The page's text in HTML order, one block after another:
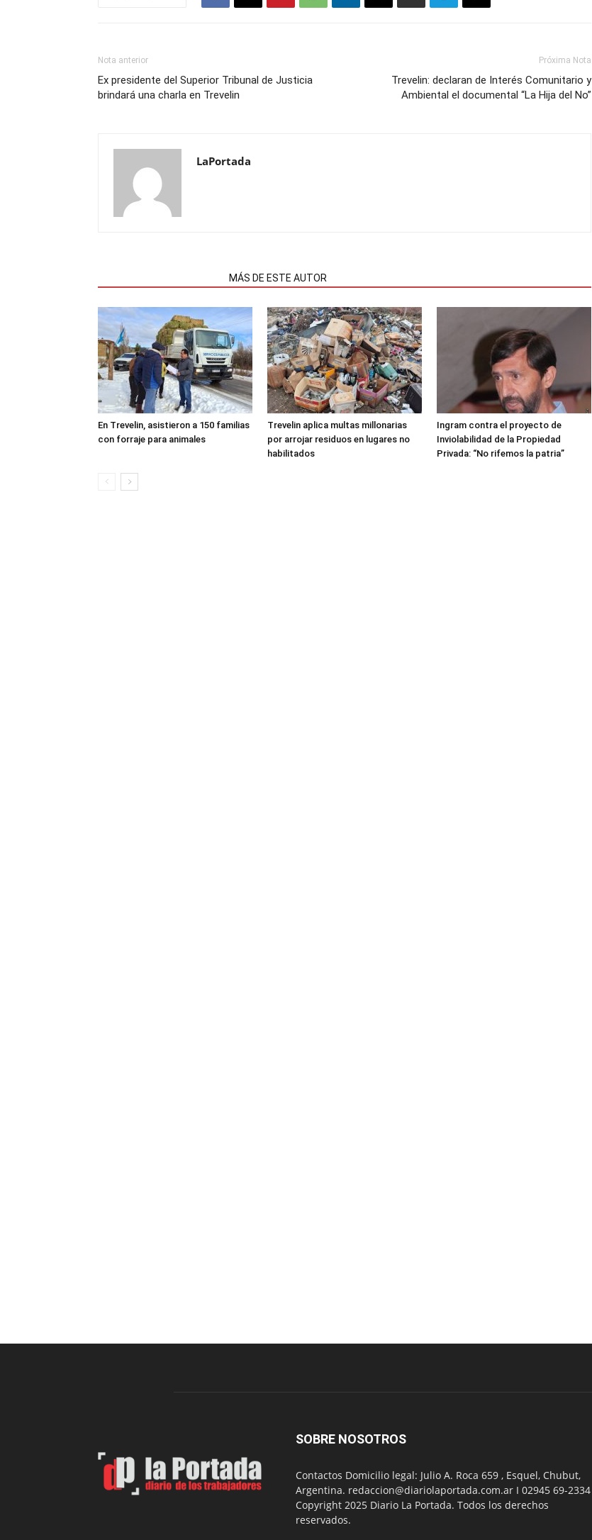
Nota anterior
Ex presidente del Superior Tribunal de Justicia
brindará una charla en Trevelin
Próxima Nota
Trevelin: declaran de Interés Comunitario y
Ambiental el documental “La Hija del No”
LaPortada
MÁS DE ESTE AUTOR
En Trevelin, asistieron a 150 familias
con forraje para animales
Trevelin aplica multas millonarias
por arrojar residuos en lugares no
habilitados
Ingram contra el proyecto de
Inviolabilidad de la Propiedad
Privada: “No rifemos la patria”
SOBRE NOSOTROS
Contactos Domicilio legal: Julio A. Roca 659 , Esquel, Chubut,
Argentina. redaccion@diariolaportada.com.ar I 02945 69-2334
Copyright 2025 Diario La Portada. Todos los derechos
reservados.